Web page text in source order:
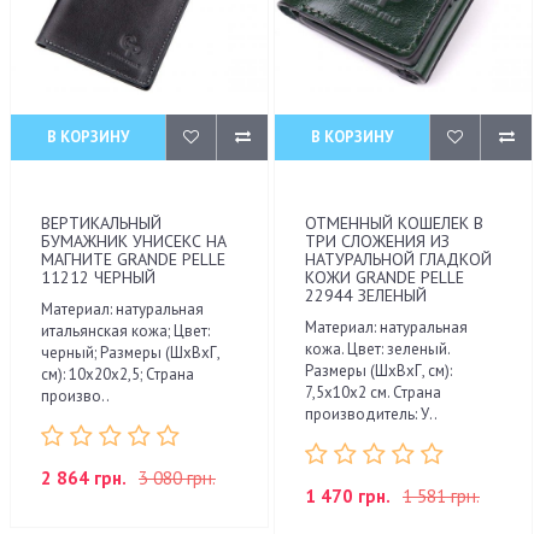
В КОРЗИНУ
ВЕРТИКАЛЬНЫЙ
БУМАЖНИК УНИСЕКС НА
МАГНИТЕ GRANDE PELLE
11212 ЧЕРНЫЙ
Материал: натуральная
итальянская кожа; Цвет:
черный; Размеры (ШхВхГ,
см): 10х20х2,5; Страна
произво..
2 864 грн. 3 080 грн.
В КОРЗИНУ
ОТМЕННЫЙ КОШЕЛЕК В
ТРИ СЛОЖЕНИЯ ИЗ
НАТУРАЛЬНОЙ ГЛАДКОЙ
КОЖИ GRANDE PELLE
22944 ЗЕЛЕНЫЙ
Материал: натуральная
кожа. Цвет: зеленый.
Размеры (ШхВхГ, см):
7,5х10х2 см. Страна
производитель: У..
1 470 грн. 1 581 грн.